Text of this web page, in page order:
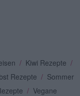
/ Kiwi Rezepte /
Rezepte / Sommer
/ Vegane